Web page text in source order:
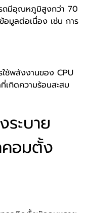
รถมีอุณหภูมิสูงกว่า 70
อมูลต่อเนื่อง เช่น การ
ใช้พลังงานของ CPU
เกิดความร้อนสะสม
ะบาย
คอมตั้ง